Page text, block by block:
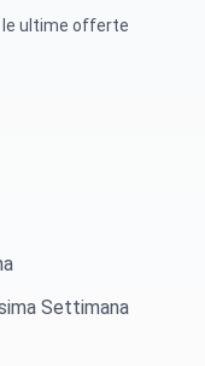
le ultime offerte
Settimana